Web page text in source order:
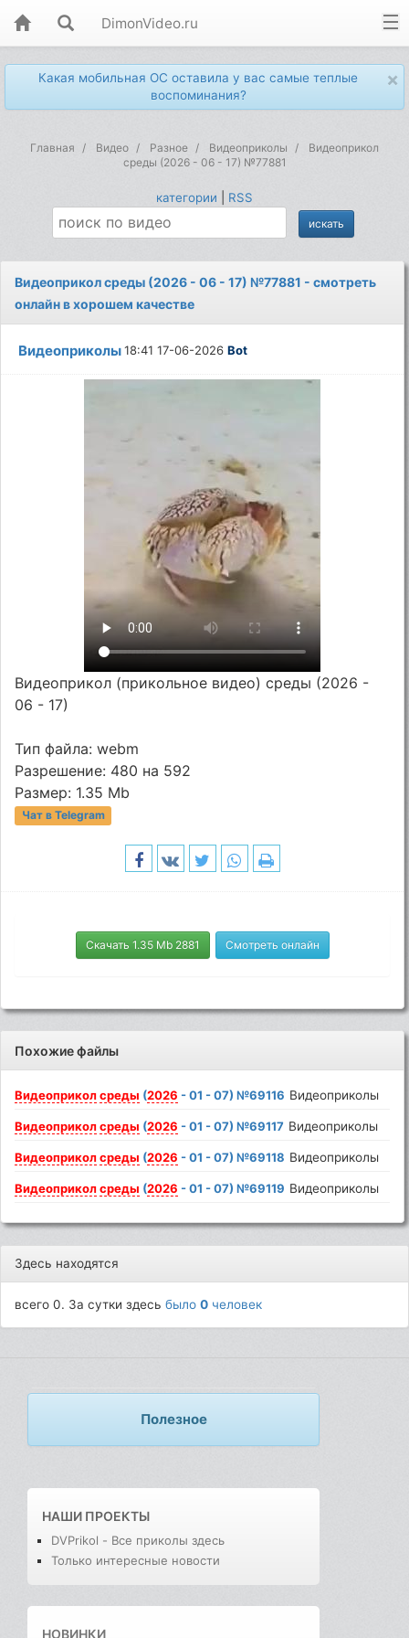
DimonVideo.ru
×
Какая мобильная ОС оставила у вас самые теплые
воспоминания?
Главная Видео Разное Видеоприколы
Видеоприкол
среды (2026 - 06 - 17) №77881
категории RSS
Видеоприкол среды (2026 - 06 - 17) №77881 - смотреть
онлайн в хорошем качестве
Видеоприколы18:41 17-06-2026Bot
Видеоприкол (прикольное видео) среды (2026 -
06 - 17)
Тип файла: webm
Разрешение: 480 на 592
Размер: 1.35 Mb
Чат в Telegram
Скачать 1.35 Mb 2881 Смотреть онлайн
Похожие файлы
Видеоприкол среды (2026 - 01 - 07) №69116 Видеоприколы
Видеоприкол среды (2026 - 01 - 07) №69117 Видеоприколы
Видеоприкол среды (2026 - 01 - 07) №69118 Видеоприколы
Видеоприкол среды (2026 - 01 - 07) №69119 Видеоприколы
Здесь находятся
всего 0. За сутки здесьбыло0 человек
Полезное
НАШИ ПРОЕКТЫ
DVPrikol - Все приколы здесь
Только интересные новости
НОВИНКИ